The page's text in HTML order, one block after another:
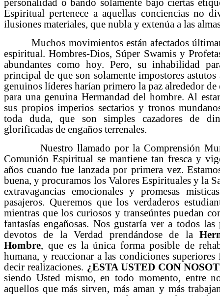
personalidad o bando solamente bajo ciertas
Espiritual pertenece a aquellas conciencias no
ilusiones materiales, que nubla y extenúa a las
Muchos movimientos están afectados
espiritual. Hombres-Dios, Súper Swamis y
abundantes como hoy. Pero, su inhabilidad
principal de que son solamente impostores astutos
genuinos líderes harían primero la paz alrededor
para una genuina Hermandad del hombre. Al
sus propios imperios sectarios y tronos
toda duda, que son simples cazadores de
glorificadas de engaños terrenales.
Nuestro llamado por la Comprensión
Comunión Espiritual se mantiene tan fresca y
años cuando fue lanzada por primera vez.
buena, y procuramos los Valores Espirituales y la
extravagancias emocionales y promesas
pasajeros. Queremos que los verdaderos
mientras que los curiosos y transeúntes puedan
fantasías engañosas. Nos gustaría ver a todos las
devotos de la Verdad prendándose de la
Hombre, que es la única forma posible de
humana, y reaccionar a las condiciones superiores
decir realizaciones. ¿ESTA USTED CON
siendo Usted mismo, en todo momento, entre
aquellos que más sirven, más aman y más